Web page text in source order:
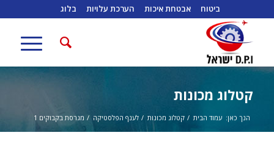
ביטוח אבטחת איכות הערכת עלויות בלוג
קטלוג מכונות
הנך כאן: עמוד הבית / קטלוג מכונות / לענף הפלסטיקה / מגרסת בקבוקים 1